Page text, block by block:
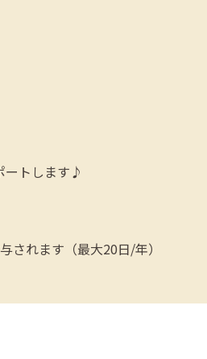
ートします♪
されます（最大20日/年）